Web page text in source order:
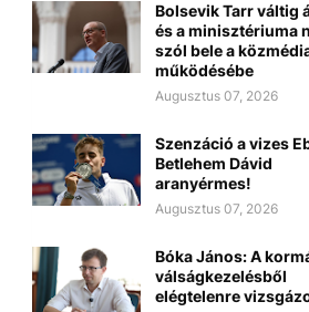
Bolsevik Tarr váltig
és a minisztériuma
szól bele a
működésébe
Augusztus 07, 2026
Szenzáció a vizes
Betlehem Dávid
aranyérmes!
Augusztus 07, 2026
Bóka János: A
válságkezelésből
elégtelenre